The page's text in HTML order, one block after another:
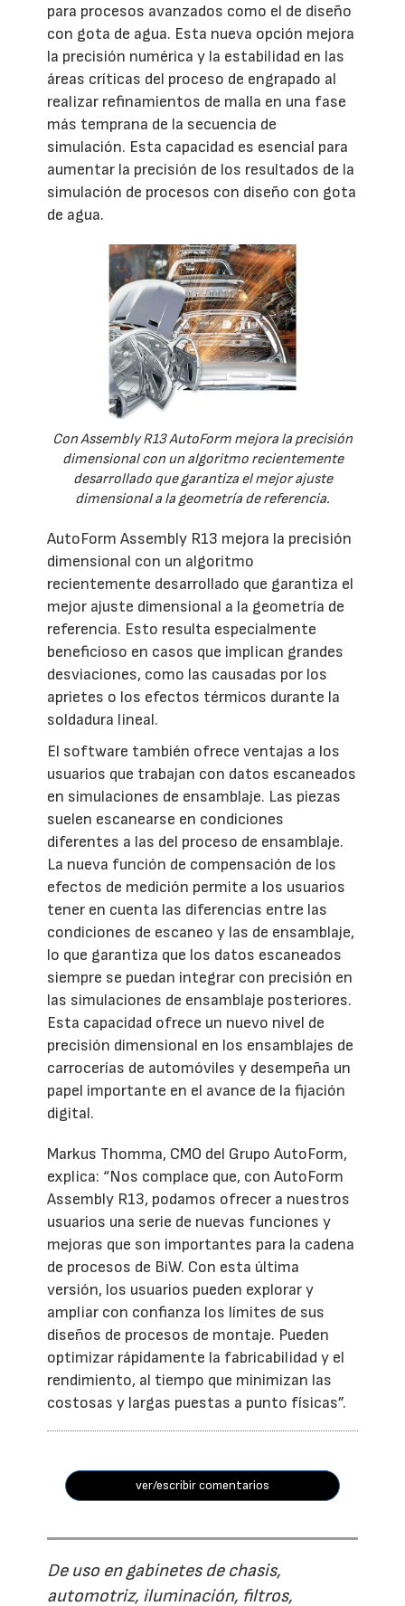
para procesos avanzados como el de diseño
con gota de agua. Esta nueva opción mejora
la precisión numérica y la estabilidad en las
áreas críticas del proceso de engrapado al
realizar refinamientos de malla en una fase
más temprana de la secuencia de
simulación. Esta capacidad es esencial para
aumentar la precisión de los resultados de la
simulación de procesos con diseño con gota
de agua.
Con Assembly R13 AutoForm mejora la precisión
dimensional con un algoritmo recientemente
desarrollado que garantiza el mejor ajuste
dimensional a la geometría de referencia.
AutoForm Assembly R13 mejora la precisión
dimensional con un algoritmo
recientemente desarrollado que garantiza el
mejor ajuste dimensional a la geometría de
referencia. Esto resulta especialmente
beneficioso en casos que implican grandes
desviaciones, como las causadas por los
aprietes o los efectos térmicos durante la
soldadura lineal.
El software también ofrece ventajas a los
usuarios que trabajan con datos escaneados
en simulaciones de ensamblaje. Las piezas
suelen escanearse en condiciones
diferentes a las del proceso de ensamblaje.
La nueva función de compensación de los
efectos de medición permite a los usuarios
tener en cuenta las diferencias entre las
condiciones de escaneo y las de ensamblaje,
lo que garantiza que los datos escaneados
siempre se puedan integrar con precisión en
las simulaciones de ensamblaje posteriores.
Esta capacidad ofrece un nuevo nivel de
precisión dimensional en los ensamblajes de
carrocerías de automóviles y desempeña un
papel importante en el avance de la fijación
digital.
Markus Thomma, CMO del Grupo AutoForm,
explica: “Nos complace que, con AutoForm
Assembly R13, podamos ofrecer a nuestros
usuarios una serie de nuevas funciones y
mejoras que son importantes para la cadena
de procesos de BiW. Con esta última
versión, los usuarios pueden explorar y
ampliar con confianza los límites de sus
diseños de procesos de montaje. Pueden
optimizar rápidamente la fabricabilidad y el
rendimiento, al tiempo que minimizan las
costosas y largas puestas a punto físicas”.
ver/escribir comentarios
De uso en gabinetes de chasis,
automotriz, iluminación, filtros,